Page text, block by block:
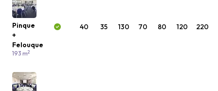
Pinque
+
Felouque
193 m2
40 35 130 70 80 120 220